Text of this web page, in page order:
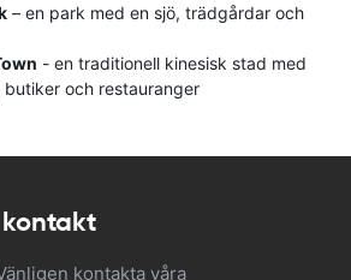
– en park med en sjö, trädgårdar och
- en traditionell kinesisk stad med
och restauranger
kontakta våra